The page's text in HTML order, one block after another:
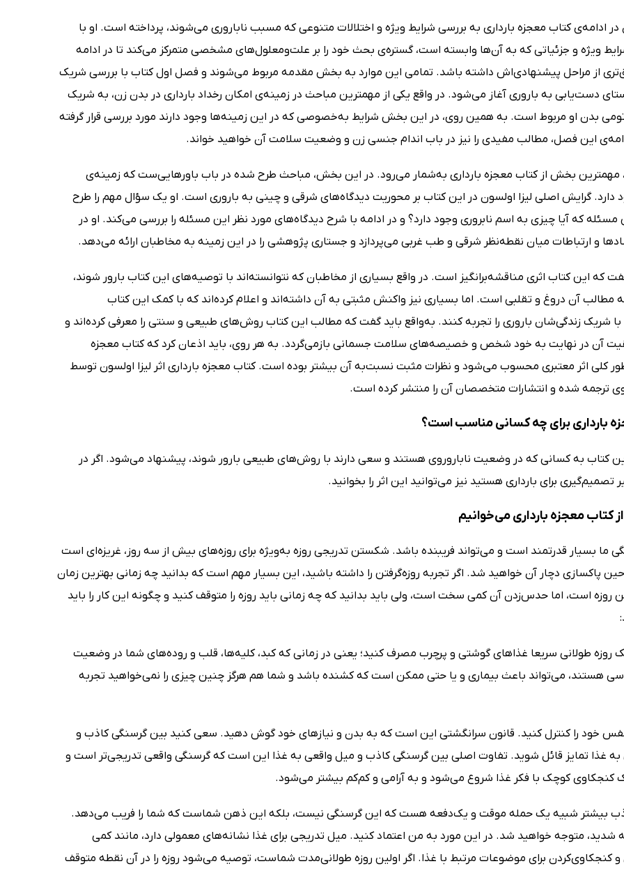
در ادامه‌ی کتاب معجزه بارداری به بررسی شرایط ویژه‌ و اختلالات متنوعی که مسبب ناباروری می‌شوند، پرداخته است. او با
ویژه و جزئیاتی که به آن‌ها وابسته است، گستره‌ی بحث خود را بر علت‌ومعلول‌های مشخصی متمرکز می‌کند تا در ادامه
از مراحل پیشنهادی‌اش داشته باشد. تمامی این موارد به بخش مقدمه مربوط می‌شوند و فصل اول کتاب با بررسی شریک
دست‌یابی به باروری آغاز می‌شود. در واقع یکی از مهمترین مباحث در زمینه‌ی امکان رخداد بارداری در بدن زن، به شریک
بدن او مربوط است. به همین روی، در این بخش شرایط به‌خصوصی که در این زمینه‌ها وجود دارند مورد بررسی قرار گرفته
این فصل، مطالب مفیدی را نیز در باب اندام جنسی زن و وضعیت سلامت آن خواهید خواند.
بخش از کتاب معجزه بارداری به‌شمار می‌رود. در این بخش، مباحث طرح شده در باب باورهایی‌ست که زمینه‌ی
دارد. گرایش اصلی لیزا اولسون در این کتاب بر محوریت دیدگاه‌های شرقی و چینی به باروری است. او یک سؤال مهم را طرح
مسئله که آیا چیزی به اسم نابروری وجود دارد؟ و در ادامه با شرح دیدگاه‌های مورد نظر این مسئله را بررسی می‌کند. او در
و ارتباطات میان نقطه‌نظر شرقی و طب غربی می‌پردازد و جستاری پژوهشی را در این زمینه به مخاطبان ارائه می‌دهد.
گفت که این کتاب اثری مناقشه‌برانگیز است. در واقع بسیاری از مخاطبان که نتوانسته‌اند با توصیه‌های این کتاب بارور شوند،
که مطالب آن دروغ و تقلبی است. اما بسیاری نیز واکنش مثبتی به آن داشته‌اند و اعلام کرده‌اند که با کمک این کتاب
با شریک زندگی‌شان باروری را تجربه کنند. به‌واقع باید گفت که مطالب این کتاب روش‌های طبیعی و سنتی را معرفی کرده‌اند و
آن در نهایت به خود شخص و خصیصه‌های سلامت جسمانی بازمی‌گردد. به هر روی، باید اذعان کرد که کتاب معجزه
کلی اثر معتبری محسوب می‌شود و نظرات مثبت نسبت‌به آن بیشتر بوده است. کتاب معجزه بارداری اثر لیزا اولسون توسط
ترجمه شده و انتشارات متخصصان آن را منتشر کرده است.
بارداری برای چه کسانی مناسب است؟
کتاب به کسانی که در وضعیت ناباروروی هستند و سعی دارند با روش‌های طبیعی بارور شوند، پیشنهاد می‌شود. اگر در
تصمیم‌گیری برای بارداری هستید نیز می‌توانید این اثر را بخوانید.
کتاب معجزه بارداری می‌خوانیم
ما بسیار قدرتمند است و می‌تواند فریبنده باشد. شکستن تدریجی روزه به‌ویژه برای روزه‌های بیش از سه روز، غریزه‌ای است
پاکسازی دچار آن خواهید شد. اگر تجربه روزه‌گرفتن را داشته باشید، این بسیار مهم است که بدانید چه زمانی بهترین زمان
روزه است، اما حدس‌زدن آن کمی سخت است، ولی باید بدانید که چه زمانی باید روزه را متوقف کنید و چگونه این کار را باید
یک روزه طولانی سریعا غذاهای گوشتی و پرچرب مصرف کنید؛ یعنی در زمانی که کبد، کلیه‌ها، قلب و روده‌های شما در وضعیت
هستند، می‌تواند باعث بیماری و یا حتی ممکن است که کشنده باشد و شما هم هرگز چنین چیزی را نمی‌خواهید تجربه
نفس خود را کنترل کنید. قانون سرانگشتی این است که به بدن و نیازهای خود گوش دهید. سعی کنید بین گرسنگی کاذب و
غذا تمایز قائل شوید. تفاوت اصلی بین گرسنگی کاذب و میل واقعی به غذا این است که گرسنگی واقعی تدریجی‌تر است و
کنجکاوی کوچک با فکر غذا شروع می‌شود و به آرامی و کم‌کم بیشتر می‌شود.
بیشتر شبیه یک حمله موقت و یک‌دفعه هست که این گرسنگی نیست، بلکه این ذهن شماست که شما را فریب می‌دهد.
شدید، متوجه خواهید شد. در این مورد به من اعتماد کنید. میل تدریجی برای غذا نشانه‌های معمولی دارد، مانند کمی
و کنجکاوی‌کردن برای موضوعات مرتبط با غذا. اگر اولین روزه طولانی‌مدت شماست، توصیه می‌شود روزه را در آن نقطه متوقف